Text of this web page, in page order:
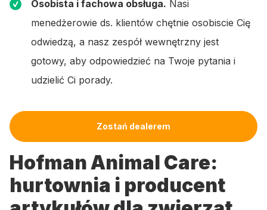
Hofman Animal Care:
hurtownia i producent
Osobista i fachowa obsługa. Nasi
menedżerowie ds. klientów chętnie osobiscie Cię
odwiedzą, a nasz zespół wewnętrzny jest
gotowy, aby odpowiedzieć na Twoje pytania i
udzielić Ci porady.
Zostań dealerem